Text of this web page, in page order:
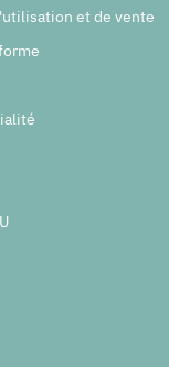
et de vente